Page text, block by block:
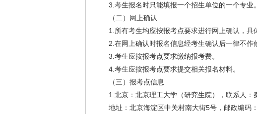
3.考生报名时只能填报一个招生单位的一个专业。
（二）网上确认
1.所有考生均应按报考点要求进行网上确认，具
2.在网上确认时报名信息经考生确认后一律不作
3.考生应按报考点要求缴纳报考费。
4.考生应按报考点要求提交相关报名材料。
（三）报考点信息
1.北京：北京理工大学（研究生院），联系人：
地址：北京海淀区中关村南大街5号，邮政编码